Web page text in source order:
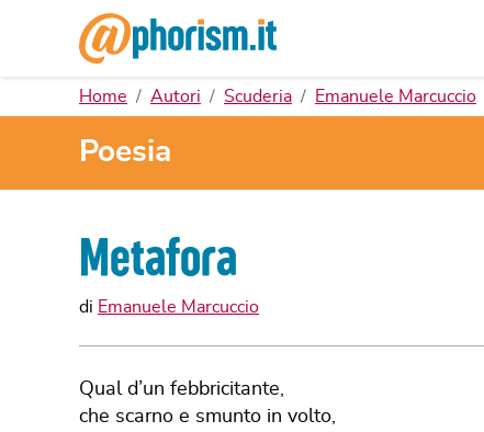
Home Autori Scuderia Emanuele Marcuccio
Poesia
Metafora
di Emanuele Marcuccio
Qual d’un febbricitante,
che scarno e smunto in volto,